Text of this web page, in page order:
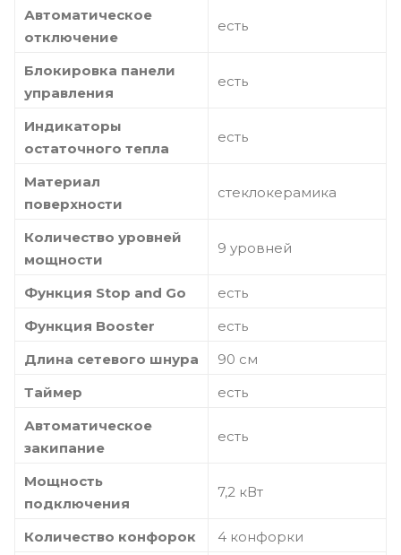
Автоматическое
отключение
есть
Блокировка панели
управления
есть
Индикаторы
остаточного тепла
есть
Материал
поверхности
стеклокерамика
Количество уровней
мощности
9 уровней
Функция Stop and Go
есть
Функция Booster
есть
Длина сетевого шнура
90 см
Таймер
есть
Автоматическое
закипание
есть
Мощность
подключения
7,2 кВт
Количество конфорок 4 конфорки